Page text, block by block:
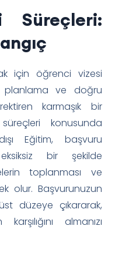
Süreçleri:
için öğrenci vizesi
planlama ve doğru
karmaşık bir
konusunda
Eğitim, başvuru
bir şekilde
toplanması ve
olur. Başvurunuzun
düzeye çıkararak,
almanızı